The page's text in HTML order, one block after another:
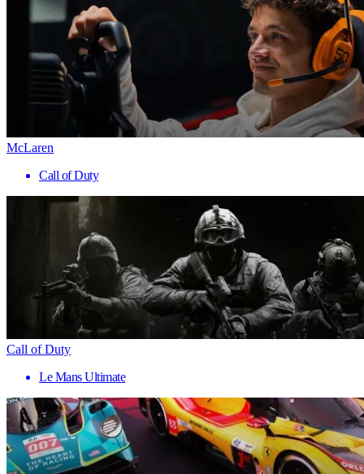
McLaren
Call of Duty
Call of Duty
Le Mans Ultimate